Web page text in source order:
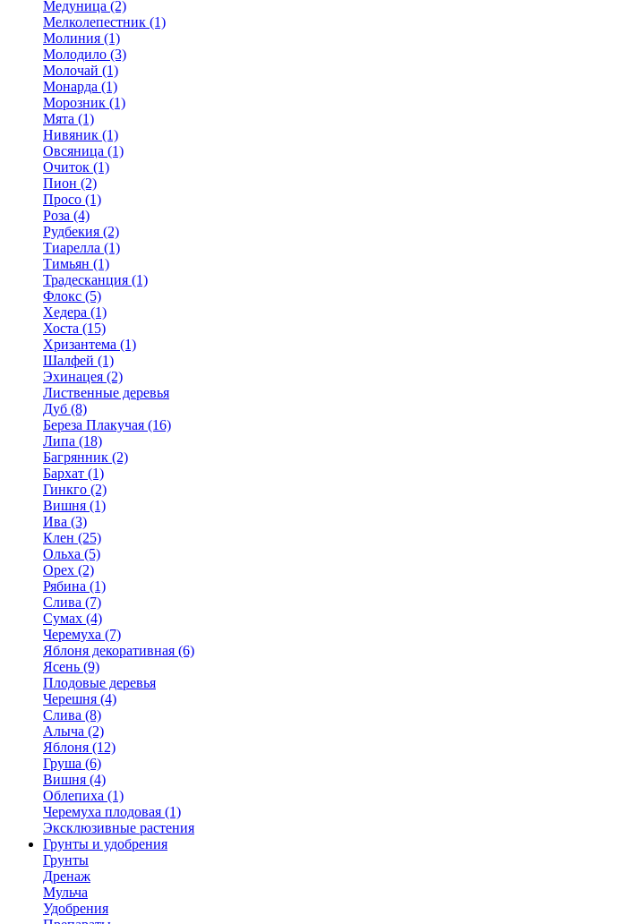
Медуница (2)
Мелколепестник (1)
Молиния (1)
Молодило (3)
Молочай (1)
Монарда (1)
Морозник (1)
Мята (1)
Нивяник (1)
Овсяница (1)
Очиток (1)
Пион (2)
Просо (1)
Роза (4)
Рудбекия (2)
Тиарелла (1)
Тимьян (1)
Традесканция (1)
Флокс (5)
Хедера (1)
Хоста (15)
Хризантема (1)
Шалфей (1)
Эхинацея (2)
Лиственные деревья
Дуб (8)
Береза Плакучая (16)
Липа (18)
Багрянник (2)
Бархат (1)
Гинкго (2)
Вишня (1)
Ива (3)
Клен (25)
Ольха (5)
Орех (2)
Рябина (1)
Слива (7)
Сумах (4)
Черемуха (7)
Яблоня декоративная (6)
Ясень (9)
Плодовые деревья
Черешня (4)
Слива (8)
Алыча (2)
Яблоня (12)
Груша (6)
Вишня (4)
Облепиха (1)
Черемуха плодовая (1)
Эксклюзивные растения
Грунты и удобрения
Грунты
Дренаж
Мульча
Удобрения